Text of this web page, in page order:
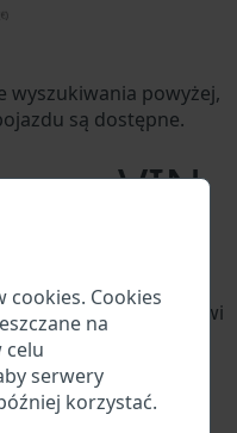
cookies. Cookies
na
celu
serwery
korzystać.
wyszukiwania powyżej,
są dostępne.
VIN
każdemu pojazdowi
VIN składa się z